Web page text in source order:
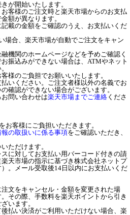
が開始いたします。
客様のご注文時と楽天市場からのお支払
額が異なります。
載の金額をご確認のうえ、お支払いくだ
場合、楽天市場が自動でご注文をキャン
機関のホームページなどを予めご確認く
振込みができない場合は、ATMやネット
様のご負担でお願いいたします。
いください。ご注文者様以外の名義でお
確認ができない場合がございます。
問い合わせは楽天市場までご連絡 くださ
お客様にご負担いただきます。
報の取扱いに係る事項をご確認いただき、
ただけます。
に対してお支払い用バーコード付きの請
天市場の指示に基づき株式会社ネットプ
。メール受取後14日以内にお支払いくだ
文をキャンセル・金額を変更された場
その際、手数料を楽天ポイントから引き
います。
払い決済がご利用いただけない場合、楽